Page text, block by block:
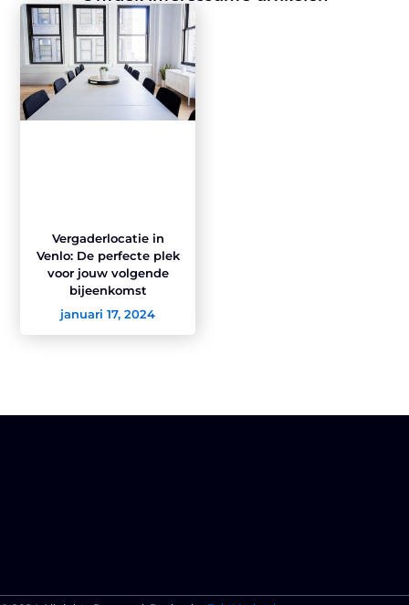
Vergaderlocatie in
Venlo: De perfecte plek
voor jouw volgende
bijeenkomst
januari 17, 2024